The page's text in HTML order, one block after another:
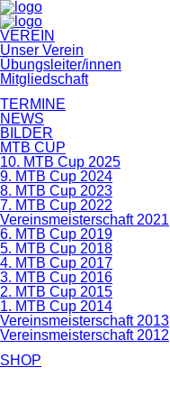
Navigation
überspringen
VEREIN
Unser Verein
Übungsleiter/innen
Mitgliedschaft
TERMINE
NEWS
BILDER
MTB CUP
10. MTB Cup 2025
9. MTB Cup 2024
8. MTB Cup 2023
7. MTB Cup 2022
Vereinsmeisterschaft 2021
6. MTB Cup 2019
5. MTB Cup 2018
4. MTB Cup 2017
3. MTB Cup 2016
2. MTB Cup 2015
1. MTB Cup 2014
Vereinsmeisterschaft 2013
Vereinsmeisterschaft 2012
SHOP